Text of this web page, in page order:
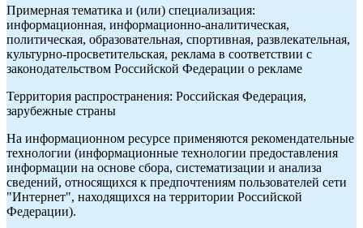
Примерная тематика и (или) специализация:
информационная, информационно-аналитическая,
политическая, образовательная, спортивная, развлекательная,
культурно-просветительская, реклама в соответствии с
законодательством Российской Федерации о рекламе
Территория распространения: Российская Федерация,
зарубежные страны
На информационном ресурсе применяются рекомендательные
технологии (информационные технологии предоставления
информации на основе сбора, систематизации и анализа
сведений, относящихся к предпочтениям пользователей сети
"Интернет", находящихся на территории Российской
Федерации).